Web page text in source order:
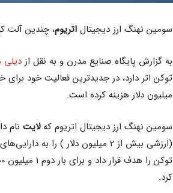
سومین نهنگ ارز دیجیتال اتریوم، چندین آلت
به گزارش پایگاه صنایع مدرن و به نقل از دیلی
توکن اتر دارد، در جدیدترین فعالیت خود برای
میلیون دلار هزینه کرده است.
سومین نهنگ ارز دیجیتال اتریوم کهلایت
(ارزشی بیش از 2 میلیون دلار )
کرد.